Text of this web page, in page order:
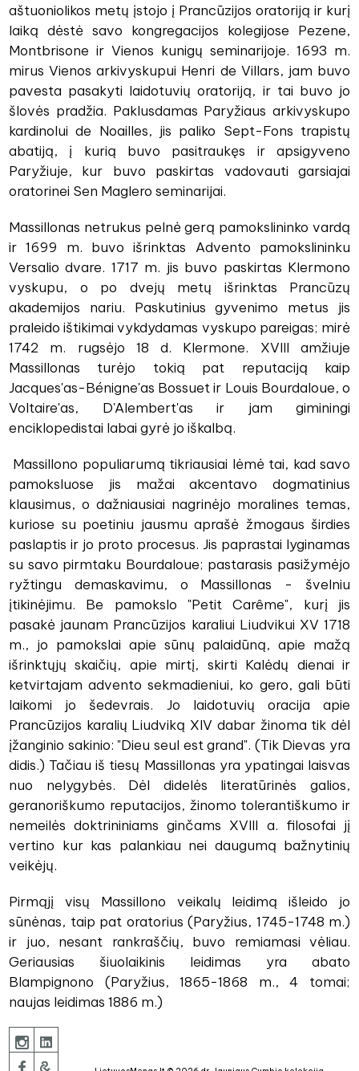
aštuoniolikos metų įstojo į Prancūzijos oratoriją ir kurį
laiką dėstė savo kongregacijos kolegijose Pezene,
Montbrisone ir Vienos kunigų seminarijoje. 1693 m.
mirus Vienos arkivyskupui Henri de Villars, jam buvo
pavesta pasakyti laidotuvių oratoriją, ir tai buvo jo
šlovės pradžia. Paklusdamas Paryžiaus arkivyskupo
kardinolui de Noailles, jis paliko Sept-Fons trapistų
abatiją, į kurią buvo pasitraukęs ir apsigyveno
Paryžiuje, kur buvo paskirtas vadovauti garsiajai
oratorinei Sen Maglero seminarijai.
Massillonas netrukus pelnė gerą pamokslininko vardą
ir 1699 m. buvo išrinktas Advento pamokslininku
Versalio dvare. 1717 m. jis buvo paskirtas Klermono
vyskupu, o po dvejų metų išrinktas Prancūzų
akademijos nariu. Paskutinius gyvenimo metus jis
praleido ištikimai vykdydamas vyskupo pareigas; mirė
1742 m. rugsėjo 18 d. Klermone. XVIII amžiuje
Massillonas turėjo tokią pat reputaciją kaip
Jacques'as-Bénigne'as Bossuet ir Louis Bourdaloue, o
Voltaire'as, D'Alembert'as ir jam giminingi
enciklopedistai labai gyrė jo iškalbą.
Massillono populiarumą tikriausiai lėmė tai, kad savo
pamoksluose jis mažai akcentavo dogmatinius
klausimus, o dažniausiai nagrinėjo moralines temas,
kuriose su poetiniu jausmu aprašė žmogaus širdies
paslaptis ir jo proto procesus. Jis paprastai lyginamas
su savo pirmtaku Bourdaloue; pastarasis pasižymėjo
ryžtingu demaskavimu, o Massillonas - švelniu
įtikinėjimu. Be pamokslo "Petit Carême", kurį jis
pasakė jaunam Prancūzijos karaliui Liudvikui XV 1718
m., jo pamokslai apie sūnų palaidūną, apie mažą
išrinktųjų skaičių, apie mirtį, skirti Kalėdų dienai ir
ketvirtajam advento sekmadieniui, ko gero, gali būti
laikomi jo šedevrais. Jo laidotuvių oracija apie
Prancūzijos karalių Liudviką XIV dabar žinoma tik dėl
įžanginio sakinio: "Dieu seul est grand". (Tik Dievas yra
didis.) Tačiau iš tiesų Massillonas yra ypatingai laisvas
nuo nelygybės. Dėl didelės literatūrinės galios,
geranoriškumo reputacijos, žinomo tolerantiškumo ir
nemeilės doktrininiams ginčams XVIII a. filosofai jį
vertino kur kas palankiau nei daugumą bažnytinių
veikėjų.
Pirmąjį visų Massillono veikalų leidimą išleido jo
sūnėnas, taip pat oratorius (Paryžius, 1745-1748 m.)
ir juo, nesant rankraščių, buvo remiamasi vėliau.
Geriausias šiuolaikinis leidimas yra abato
Blampignono (Paryžius, 1865-1868 m., 4 tomai;
naujas leidimas 1886 m.)